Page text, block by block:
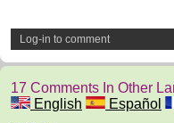
Log-in to comment
17 Comments In Other
English
Español